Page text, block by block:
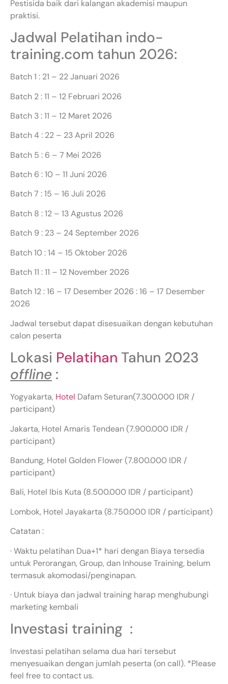
Pestisida baik dari kalangan akademisi maupun
praktisi.
Jadwal Pelatihan indo-
training.com tahun 2026:
Batch 1 : 21 – 22 Januari 2026
Batch 2 : 11 – 12 Februari 2026
Batch 3 : 11 – 12 Maret 2026
Batch 4 : 22 – 23 April 2026
Batch 5 : 6 – 7 Mei 2026
Batch 6 : 10 – 11 Juni 2026
Batch 7 : 15 – 16 Juli 2026
Batch 8 : 12 – 13 Agustus 2026
Batch 9 : 23 – 24 September 2026
Batch 10 : 14 – 15 Oktober 2026
Batch 11 : 11 – 12 November 2026
Batch 12 : 16 – 17 Desember 2026 : 16 – 17 Desember
2026
Jadwal tersebut dapat disesuaikan dengan kebutuhan
calon peserta
Lokasi Pelatihan Tahun 2023
offline :
Yogyakarta, Hotel Dafam Seturan(7.300.000 IDR /
participant)
Jakarta, Hotel Amaris Tendean (7.900.000 IDR /
participant)
Bandung, Hotel Golden Flower (7.800.000 IDR /
participant)
Bali, Hotel Ibis Kuta (8.500.000 IDR / participant)
Lombok, Hotel Jayakarta (8.750.000 IDR / participant)
Catatan :
· Waktu pelatihan Dua+1* hari dengan Biaya tersedia
untuk Perorangan, Group, dan Inhouse Training, belum
termasuk akomodasi/penginapan.
· Untuk biaya dan jadwal training harap menghubungi
marketing kembali
Investasi training :
Investasi pelatihan selama dua hari tersebut
menyesuaikan dengan jumlah peserta (on call). *Please
feel free to contact us.